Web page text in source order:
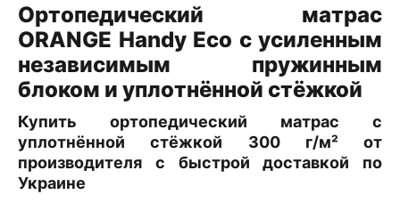
Ортопедический матрас
ORANGE Handy Eco с усиленным
независимым пружинным
блоком и уплотнённой стёжкой
Купить ортопедический матрас с
уплотнённой стёжкой 300 г/м² от
производителя с быстрой доставкой по
Украине